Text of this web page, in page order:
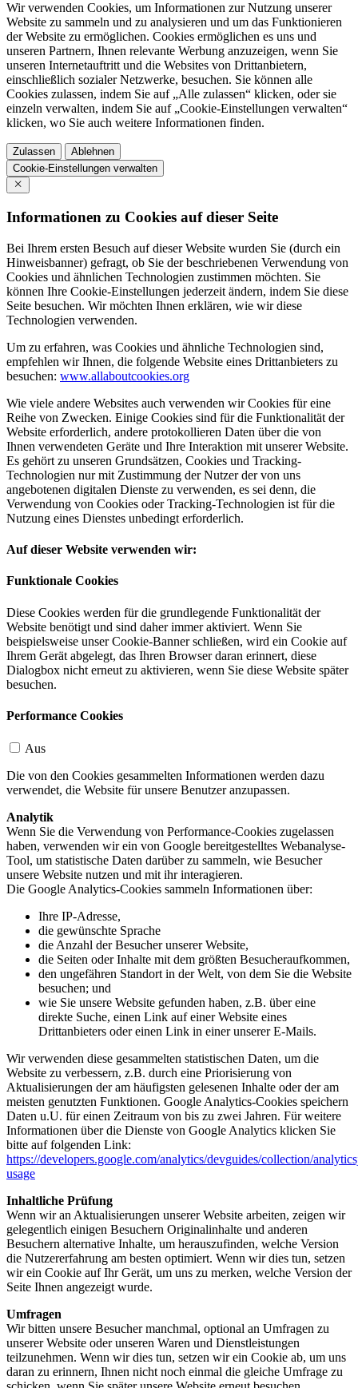
Wir verwenden Cookies, um Informationen zur Nutzung unserer
Website zu sammeln und zu analysieren und um das Funktionieren
der Website zu ermöglichen. Cookies ermöglichen es uns und
unseren Partnern, Ihnen relevante Werbung anzuzeigen, wenn Sie
unseren Internetauftritt und die Websites von Drittanbietern,
einschließlich sozialer Netzwerke, besuchen. Sie können alle
Cookies zulassen, indem Sie auf „Alle zulassen“ klicken, oder sie
einzeln verwalten, indem Sie auf „Cookie-Einstellungen verwalten“
klicken, wo Sie auch weitere Informationen finden.
Zulassen
Ablehnen
Cookie-Einstellungen verwalten
Informationen zu Cookies auf dieser Seite
Bei Ihrem ersten Besuch auf dieser Website wurden Sie (durch ein
Hinweisbanner) gefragt, ob Sie der beschriebenen Verwendung von
Cookies und ähnlichen Technologien zustimmen möchten. Sie
können Ihre Cookie-Einstellungen jederzeit ändern, indem Sie diese
Seite besuchen. Wir möchten Ihnen erklären, wie wir diese
Technologien verwenden.
Um zu erfahren, was Cookies und ähnliche Technologien sind,
empfehlen wir Ihnen, die folgende Website eines Drittanbieters zu
besuchen: www.allaboutcookies.org
Wie viele andere Websites auch verwenden wir Cookies für eine
Reihe von Zwecken. Einige Cookies sind für die Funktionalität der
Website erforderlich, andere protokollieren Daten über die von
Ihnen verwendeten Geräte und Ihre Interaktion mit unserer Website.
Es gehört zu unseren Grundsätzen, Cookies und Tracking-
Technologien nur mit Zustimmung der Nutzer der von uns
angebotenen digitalen Dienste zu verwenden, es sei denn, die
Verwendung von Cookies oder Tracking-Technologien ist für die
Nutzung eines Dienstes unbedingt erforderlich.
Auf dieser Website verwenden wir:
Funktionale Cookies
Diese Cookies werden für die grundlegende Funktionalität der
Website benötigt und sind daher immer aktiviert. Wenn Sie
beispielsweise unser Cookie-Banner schließen, wird ein Cookie auf
Ihrem Gerät abgelegt, das Ihren Browser daran erinnert, diese
Dialogbox nicht erneut zu aktivieren, wenn Sie diese Website später
besuchen.
Performance Cookies
Aus
Die von den Cookies gesammelten Informationen werden dazu
verwendet, die Website für unsere Benutzer anzupassen.
Analytik
Wenn Sie die Verwendung von Performance-Cookies zugelassen
haben, verwenden wir ein von Google bereitgestelltes Webanalyse-
Tool, um statistische Daten darüber zu sammeln, wie Besucher
unsere Website nutzen und mit ihr interagieren.
Die Google Analytics-Cookies sammeln Informationen über:
Ihre IP-Adresse,
die gewünschte Sprache
die Anzahl der Besucher unserer Website,
die Seiten oder Inhalte mit dem größten Besucheraufkommen,
den ungefähren Standort in der Welt, von dem Sie die Website
besuchen; und
wie Sie unsere Website gefunden haben, z.B. über eine
direkte Suche, einen Link auf einer Website eines
Drittanbieters oder einen Link in einer unserer E-Mails.
Wir verwenden diese gesammelten statistischen Daten, um die
Website zu verbessern, z.B. durch eine Priorisierung von
Aktualisierungen der am häufigsten gelesenen Inhalte oder der am
meisten genutzten Funktionen. Google Analytics-Cookies speichern
Daten u.U. für einen Zeitraum von bis zu zwei Jahren. Für weitere
Informationen über die Dienste von Google Analytics klicken Sie
bitte auf folgenden Link:
https://developers.google.com/analytics/devguides/collection/
usage
Inhaltliche Prüfung
Wenn wir an Aktualisierungen unserer Website arbeiten, zeigen wir
gelegentlich einigen Besuchern Originalinhalte und anderen
Besuchern alternative Inhalte, um herauszufinden, welche Version
die Nutzererfahrung am besten optimiert. Wenn wir dies tun, setzen
wir ein Cookie auf Ihr Gerät, um uns zu merken, welche Version der
Seite Ihnen angezeigt wurde.
Umfragen
Wir bitten unsere Besucher manchmal, optional an Umfragen zu
unserer Website oder unseren Waren und Dienstleistungen
teilzunehmen. Wenn wir dies tun, setzen wir ein Cookie ab, um uns
daran zu erinnern, Ihnen nicht noch einmal die gleiche Umfrage zu